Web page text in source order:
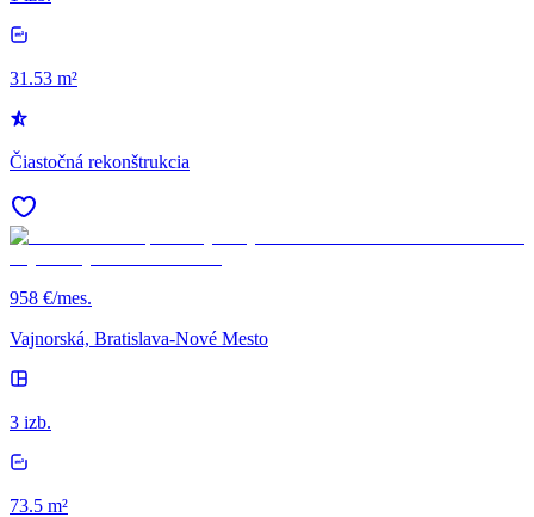
31.53 m²
Čiastočná rekonštrukcia
958 €/mes.
Vajnorská, Bratislava-Nové Mesto
3 izb.
73.5 m²